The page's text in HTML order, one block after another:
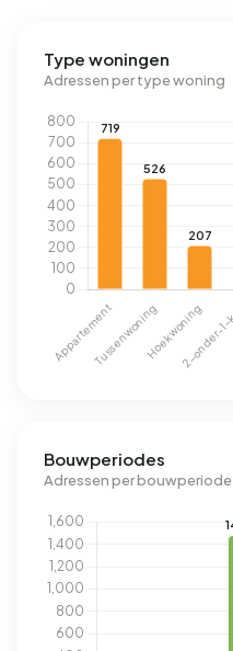
Type woningen
Adressen per type woning
Bouwperiodes
Adressen per bouwperiode